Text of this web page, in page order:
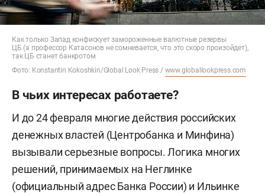
Как только Запад конфискует замороженные валютные резервы
ЦБ (а профессор Катасонов не сомневается, что это скоро произойдет),
так ЦБ станет банкротом
Фото: Konstantin Kokoshkin/Global Look Press / www.globallookpress.com
В чьих интересах работаете?
И до 24 февраля многие действия российских
денежных властей (Центробанка и Минфина)
вызывали серьезные вопросы. Логика многих
решений, принимаемых на Неглинке
(официальный адрес Банка России) и Ильинке